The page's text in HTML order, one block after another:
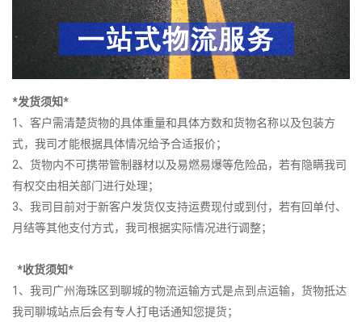
*发货须知*
1、客户需清楚货物的具体重量和具体方数和货物名称以及包装方
式，我司才能根据具体情况给予合适报价；
2、货物内不可携带管制器材以及易燃易爆等危险品，若有隐瞒我司
有权交由相关部门进行处理；
3、我司目前对于新客户发货仅支持运费现付或到付，若有回单付、
月结等其他支付方式，我司根据实际情况进行调整；
*收货须知*
1、我司广州海珠区到聊城的物流运输方式是点到点运输，货物抵达
我司聊城站点后会有专人打电话通知您提货；